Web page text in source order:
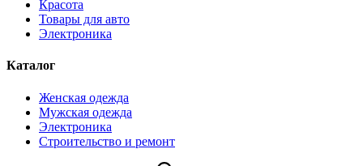
Красота
Товары для авто
Электроника
Каталог
Женская одежда
Мужская одежда
Электроника
Строительство и ремонт